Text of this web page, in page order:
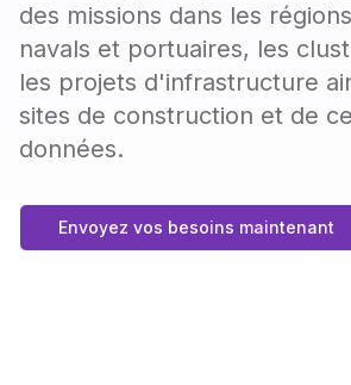
des missions dans les
navals et portuaires, les
les projets d'infrastructure
sites de construction et de
données.
Envoyez vos besoins maintenant